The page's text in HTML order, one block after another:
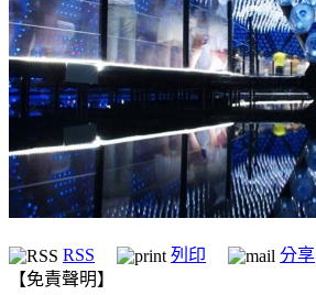
RSS 列印 分享
【免責聲明】